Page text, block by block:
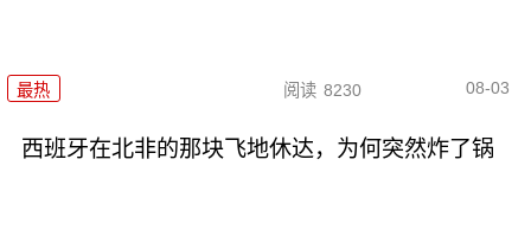
最热 阅读 8230 08-03
西班牙在北非的那块飞地休达，为何突然炸了锅